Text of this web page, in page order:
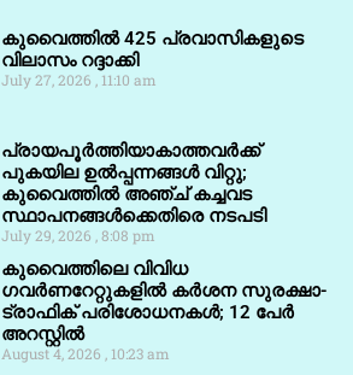
കുവൈത്തിൽ 425 പ്രവാസികളുടെ
വിലാസം റദ്ദാക്കി
July 27, 2026 11:10 am
പ്രായപൂർത്തിയാകാത്തവർക്ക്
പുകയില ഉൽപ്പന്നങ്ങൾ വിറ്റു;
കുവൈത്തിൽ അഞ്ച് കച്ചവട
സ്ഥാപനങ്ങൾക്കെതിരെ നടപടി
July 29, 2026 8:08 pm
കുവൈത്തിലെ വിവിധ
ഗവർണറേറ്റുകളിൽ കർശന സുരക്ഷാ-
ട്രാഫിക് പരിശോധനകൾ; 12 പേർ
അറസ്റ്റിൽ
August 4, 2026 10:23 am